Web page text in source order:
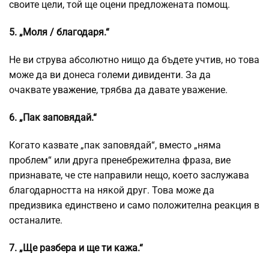
своите цели, той ще оцени предложената помощ.
5. „Моля / благодаря.“
Не ви струва абсолютно нищо да бъдете учтив, но това
може да ви донеса големи дивиденти. За да
очаквате уважение, трябва да давате уважение.
6. „Пак заповядай.“
Когато казвате „пак заповядай“, вместо „няма
проблем“ или друга пренебрежителна фраза, вие
признавате, че сте направили нещо, което заслужава
благодарността на някой друг. Това може да
предизвика единствено и само положителна реакция в
останалите.
7. „Ще разбера и ще ти кажа.“